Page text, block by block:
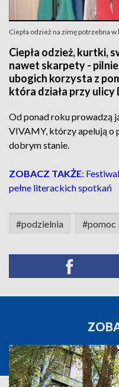
Ciepła odzież na zimę potrzebna
Ciepła odzież, kurtki,
nawet skarpety -
ubogich korzysta z
która działa przy ulicy
Od ponad roku prowadzą
VIVAMY, którzy apelują o
dobrym stanie.
ZOBACZ TAKŻE:
pełne literackich spotkań
#podzielnia #pomoc